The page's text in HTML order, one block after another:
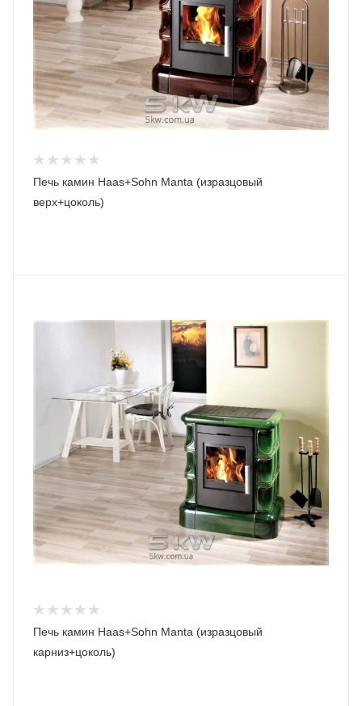
Печь камин Haas+Sohn Manta (изразцовый
верх+цоколь)
Печь камин Haas+Sohn Manta (изразцовый
карниз+цоколь)